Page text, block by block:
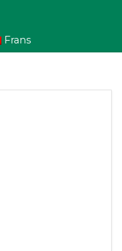
Frans